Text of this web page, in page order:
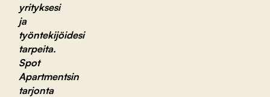
yrityksesi
ja
työntekijöidesi
tarpeita.
Spot
Apartmentsin
tarjonta